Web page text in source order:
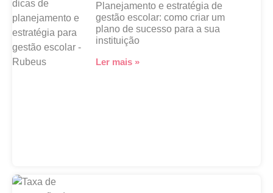
Planejamento e estratégia de
gestão escolar: como criar um
plano de sucesso para a sua
instituição
Ler mais »